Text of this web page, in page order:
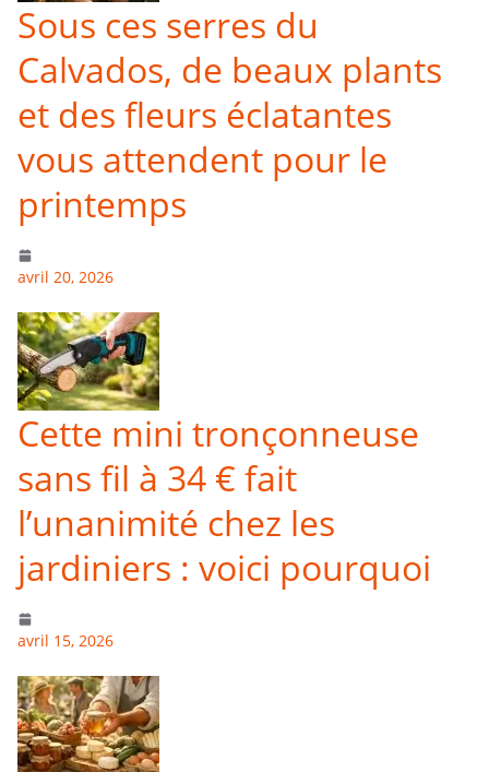
Sous ces serres du
Calvados, de beaux plants
et des fleurs éclatantes
vous attendent pour le
printemps
avril 20, 2026
Cette mini tronçonneuse
sans fil à 34 € fait
l’unanimité chez les
jardiniers : voici pourquoi
avril 15, 2026